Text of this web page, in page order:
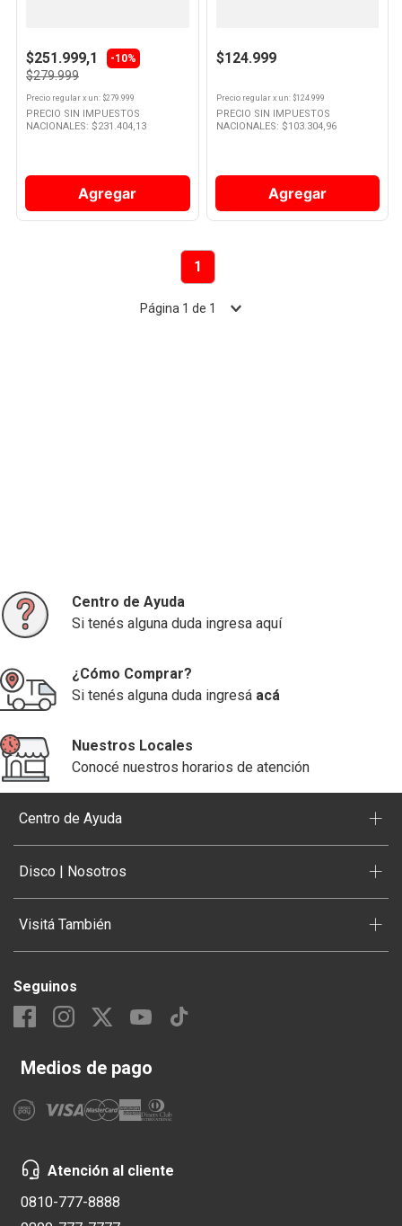
$251.999,1 -10%
$279.999
Precio regular x un: $279.999
PRECIO SIN IMPUESTOS
NACIONALES: $231.404,13
Agregar
$124.999
Precio regularx un: $124.999
PRECIO SIN IMPUESTOS
NACIONALES: $103.304,96
Agregar
1
Página 1 de 1
Centro de Ayuda
Si tenés alguna duda ingresa aquí
¿Cómo Comprar?
Si tenés alguna duda ingresá acá
Nuestros Locales
Conocé nuestros horarios de atención
Centro de Ayuda +
Disco | Nosotros +
Visitá También +
Seguinos
Medios de pago
Atención al cliente
0810-777-8888